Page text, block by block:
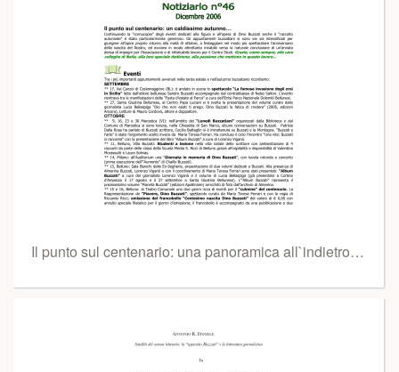
Il punto sul centenario: una panoramica all`indietro…